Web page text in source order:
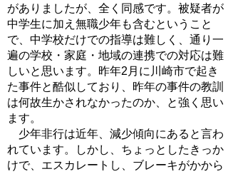
がありましたが、全く同感です。被疑者が
中学生に加え無職少年も含むということ
で、中学校だけでの指導は難しく、通り一
遍の学校・家庭・地域の連携での対応は難
しいと思います。昨年2月に川崎市で起き
た事件と酷似しており、昨年の事件の教訓
は何故生かされなかったのか、と強く思い
ます。
少年非行は近年、減少傾向にあると言わ
れています。しかし、ちょっとしたきっか
けで、エスカレートし、ブレーキがかから